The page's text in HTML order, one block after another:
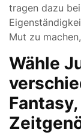
tragen dazu
Mut zu
Wähle